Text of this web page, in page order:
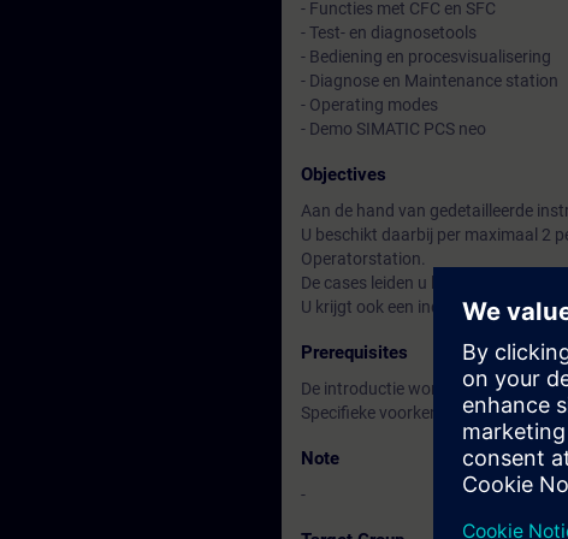
- Functies met CFC en SFC
- Test- en diagnosetools
- Bediening en procesvisualisering
- Diagnose en Maintenance station
- Operating modes
- Demo SIMATIC PCS neo
Objectives
Aan de hand van gedetailleerde
U beschikt daarbij per maximaal 2
Operatorstation.
De cases leiden u langs
U krijgt ook een indruk van SIMATIC
Prerequisites
De introductie workshop is een
Specifieke voorkennis is om deze
Note
-